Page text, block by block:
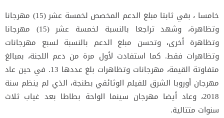
خامسا ، بقي ثابتا مبلغ الدعم المخصص لخمسة عشر (15) مهرجانا
وتظاهرة، وشهد تراجعا بالنسبة لخمسة عشر (15) مهرجانا
وتظاهرة أخرى، وتحسن مبلغ الدعم بالنسبة لسبع مهرجانات
وتظاهرات فقط. كما استفادت لأول مرة من دعم اللجنة، بمبالغ
متفاوتة القيمة، مهرجانات وتظاهرات بلغ عددها 13. في حين عاد
مهرجان أوروبا الشرق للفيلم الوثائقي بطنجة، الذي لم ينظم سنة
2018، وعاد أيضا مهرجان سينما الواحة بطاطا بعد غياب ثلاث
سنوات متتالية.